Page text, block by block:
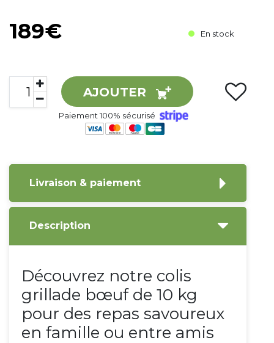
189€ En stock
AJOUTER
Paiement 100% sécurisé
Livraison & paiement
Description
Découvrez notre colis
grillade bœuf de 10 kg
pour des repas savoureux
en famille ou entre amis